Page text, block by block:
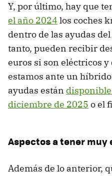
Y, por último, hay que
el año 2024 los coches
dentro de las ayudas del
tanto, pueden recibir
euros si son eléctricos y
estamos ante un
ayudas están disponible
diciembre de 2025 o el
Aspectos a tener muy
Además de lo anterior,